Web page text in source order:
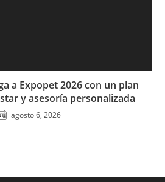
a Expopet 2026 con un plan
y asesoría personalizada
agosto 6, 2026